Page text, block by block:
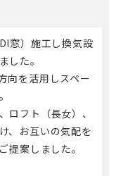
窓）施工し換気設
した。
向を活用しスペー
ロフト（長女）、
、お互いの気配を
提案しました。